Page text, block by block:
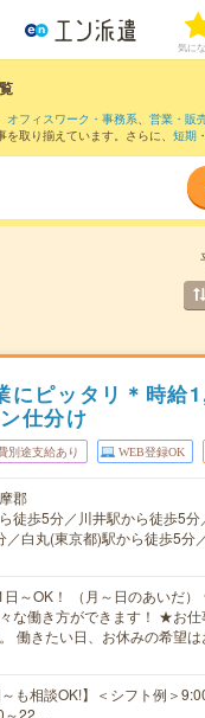
気に
オフィスワーク・事務系、 営業・販
を取り揃えています。さらに、 短期 ・
な
にピッタリ＊時給
仕分け
別途支給あり WEB登録OK
郡
徒歩5分／川井駅から徒歩5分
／白丸(東京都)駅から徒歩5分
日～OK！ （月～日のあいだ
な働き方ができます！ ★お仕
働きたい日、お休みの希望は
～も相談OK!】＜シフト例＞
～22…